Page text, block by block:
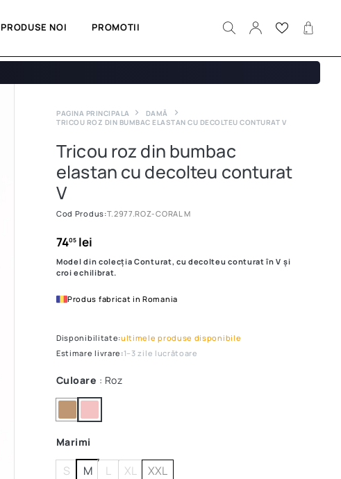
PRODUSE NOI PROMOTII
PAGINA PRINCIPALA
DAMĂ
TRICOU ROZ DIN BUMBAC ELASTAN CU DECOLTEU CONTURAT V
Tricou roz din bumbac
elastan cu decolteu conturat
V
Cod Produs:T.2977.ROZ-CORAL M
7405lei
Model din colecția Conturat, cu decolteu conturat în V și
croi echilibrat.
Produs fabricat in Romania
Disponibilitate:ultimele produse disponibile
Estimare livrare:1–3 zile lucrătoare
Culoare : Roz
Marimi
S M L XL XXL